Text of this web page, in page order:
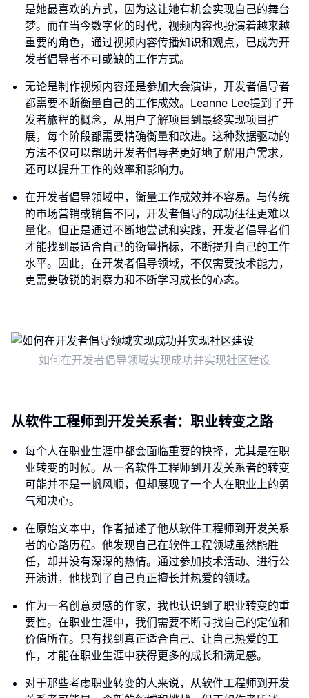
是她最喜欢的方式，因为这让她有机会实现自己的舞台
梦。而在当今数字化的时代，视频内容也扮演着越来越
重要的角色，通过视频内容传播知识和观点，已成为开
发者倡导者不可或缺的工作方式。
无论是制作视频内容还是参加大会演讲，开发者倡导者
都需要不断衡量自己的工作成效。Leanne Lee提到了开
发者旅程的概念，从用户了解项目到最终实现项目扩
展，每个阶段都需要精确衡量和改进。这种数据驱动的
方法不仅可以帮助开发者倡导者更好地了解用户需求，
还可以提升工作的效率和影响力。
在开发者倡导领域中，衡量工作成效并不容易。与传统
的市场营销或销售不同，开发者倡导的成功往往更难以
量化。但正是通过不断地尝试和实践，开发者倡导者们
才能找到最适合自己的衡量指标，不断提升自己的工作
水平。因此，在开发者倡导领域，不仅需要技术能力，
更需要敏锐的洞察力和不断学习成长的心态。
如何在开发者倡导领域实现成功并实现社区建设
从软件工程师到开发关系者：职业转变之路
每个人在职业生涯中都会面临重要的抉择，尤其是在职
业转变的时候。从一名软件工程师到开发关系者的转变
可能并不是一帆风顺，但却展现了一个人在职业上的勇
气和决心。
在原始文本中，作者描述了他从软件工程师到开发关系
者的心路历程。他发现自己在软件工程领域虽然能胜
任，却并没有深深的热情。通过参加技术活动、进行公
开演讲，他找到了自己真正擅长并热爱的领域。
作为一名创意灵感的作家，我也认识到了职业转变的重
要性。在职业生涯中，我们需要不断寻找自己的定位和
价值所在。只有找到真正适合自己、让自己热爱的工
作，才能在职业生涯中获得更多的成长和满足感。
对于那些考虑职业转变的人来说，从软件工程师到开发